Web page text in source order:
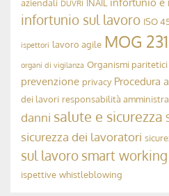
Introduzione della
➞
Sul nostro sito Web
Cliccando su "Accetta"
Impostazioni Accetta